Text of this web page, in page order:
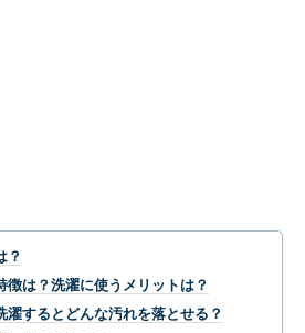
？
徴は？洗濯に使うメリットは？
濯するとどんな汚れを落とせる？